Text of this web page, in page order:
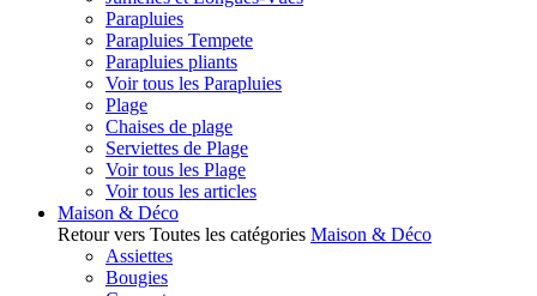
Parapluies
Parapluies Tempete
Parapluies pliants
Voir tous les Parapluies
Plage
Chaises de plage
Serviettes de Plage
Voir tous les Plage
Voir tous les articles
Maison & Déco
Retour vers Toutes les catégories Maison & Déco
Assiettes
Bougies